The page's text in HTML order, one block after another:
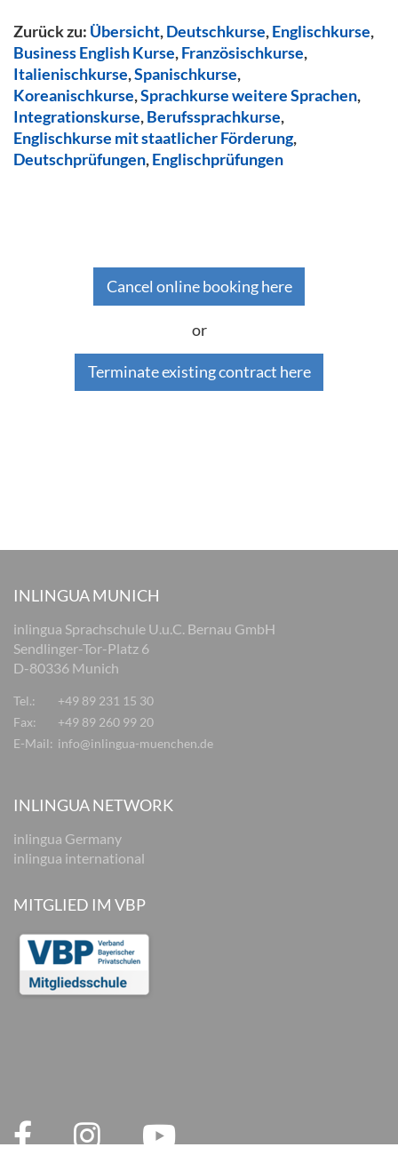
Zurück zu: Übersicht,Deutschkurse,Englischkurse,
Business English Kurse,Französischkurse,
Italienischkurse,Spanischkurse,
Koreanischkurse,Sprachkurse weitere Sprachen,
Integrationskurse,Berufssprachkurse,
Englischkurse mit staatlicher Förderung,
Deutschprüfungen,Englischprüfungen
Cancel online booking here
or
Terminate existing contract here
INLINGUA MUNICH
inlingua Sprachschule U.u.C. Bernau GmbH
Sendlinger-Tor-Platz 6
D-80336 Munich
Tel.:
+49 89 231 15 30
Fax:
+49 89 260 99 20
E-Mail: info@inlingua-muenchen.de
INLINGUA NETWORK
inlingua Germany
inlingua international
MITGLIED IM VBP